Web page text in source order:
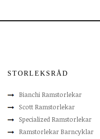
STORLEKSRÅD
Bianchi Ramstorlekar
Scott Ramstorlekar
Specialized Ramstorlekar
Ramstorlekar Barncyklar